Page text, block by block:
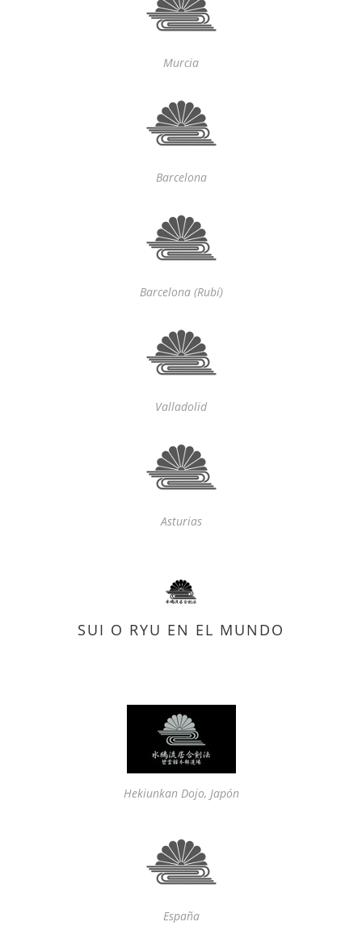
Murcia
Barcelona
Barcelona (Rubí)
Valladolid
Asturias
SUI O RYU EN EL MUNDO
Hekiunkan Dojo, Japón
España